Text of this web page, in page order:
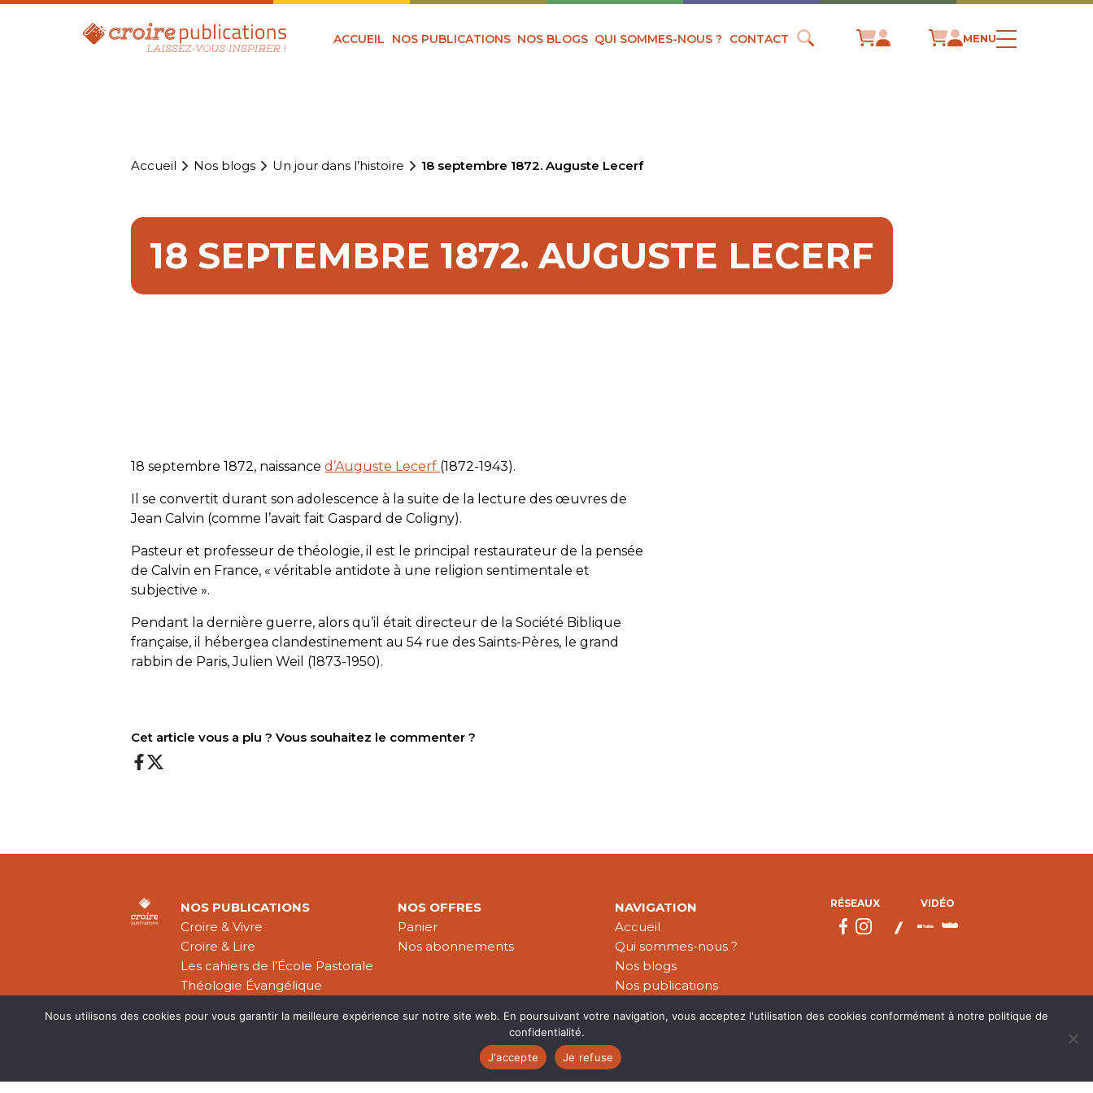
ACCUEIL NOS PUBLICATIONS NOS BLOGS QUI SOMMES-NOUS ? CONTACT MENU
Accueil Nos blogs Un jour dans l’histoire 18 septembre 1872. Auguste Lecerf
18 SEPTEMBRE 1872. AUGUSTE LECERF
18 septembre 1872, naissanced’Auguste Lecerf (1872-1943).
Il se convertit durant son adolescence à la suite de la lecture des œuvres de
Jean Calvin (comme l’avait fait Gaspard de Coligny).
Pasteur et professeur de théologie, il est le principal restaurateur de la pensée
de Calvin en France, « véritable antidote à une religion sentimentale et
subjective ».
Pendant la dernière guerre, alors qu’il était directeur de la Société Biblique
française, il hébergea clandestinement au 54 rue des Saints-Pères, le grand
rabbin de Paris, Julien Weil (1873-1950).
Cet article vous a plu ? Vous souhaitez le commenter ?
NOS PUBLICATIONS
Croire & Vivre
Croire & Lire
Les cahiers de l’École Pastorale
Théologie Évangélique
NOS OFFRES
Panier
Nos abonnements
NAVIGATION
Accueil
Qui sommes-nous ?
Nos blogs
Nos publications
RÉSEAUX VIDÉO
Mentions légales & données personnelles
CGV © 2026 Croire-Publications. Tous droits réservés.
Nous utilisons des cookies pour vous garantir la meilleure expérience sur notre site web. En poursuivant votre navigation, vous acceptez l'utilisation des cookies conformément à notre politique de
confidentialité.
J'accepte
Je refuse